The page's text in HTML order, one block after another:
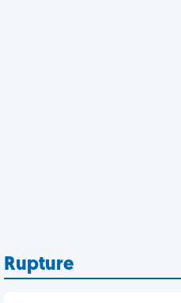
Rupture